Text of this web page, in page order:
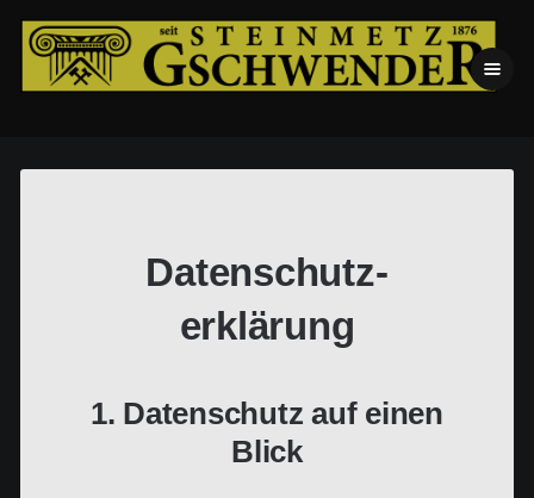
Datenschutz­
erklärung
1. Datenschutz auf einen
Blick